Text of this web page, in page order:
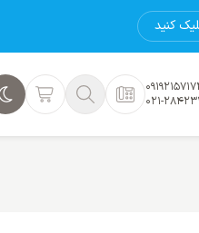
کنید
021-